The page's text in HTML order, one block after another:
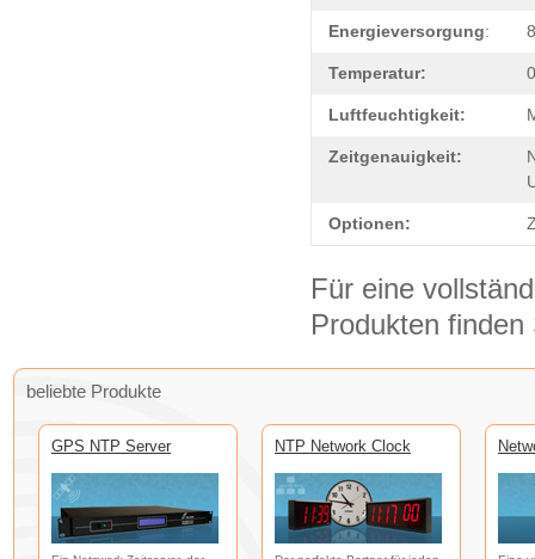
Energieversorgung:
Temperatur:
Luftfeuchtigkeit:
Zeitgenauigkeit:
Optionen:
Für eine
Produkten
beliebte Produkte
GPS NTP Server NTP Network Clock